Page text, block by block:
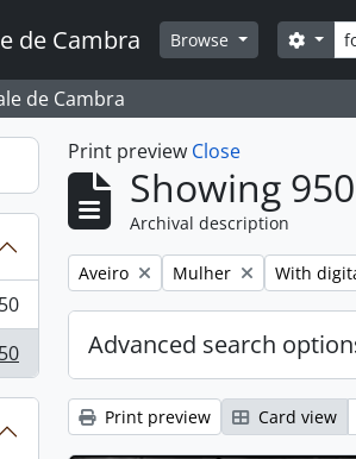
de Cambra Browse
de Cambra
Print preview Close
Showing
Archival description
Remove filter:
Aveiro Remove filter:
Mulher Remove
With
Advanced search
Print preview Card view